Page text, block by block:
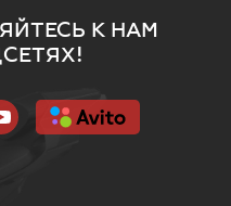
К НАМ